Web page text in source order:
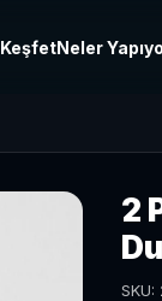
KeşfetNeler
2